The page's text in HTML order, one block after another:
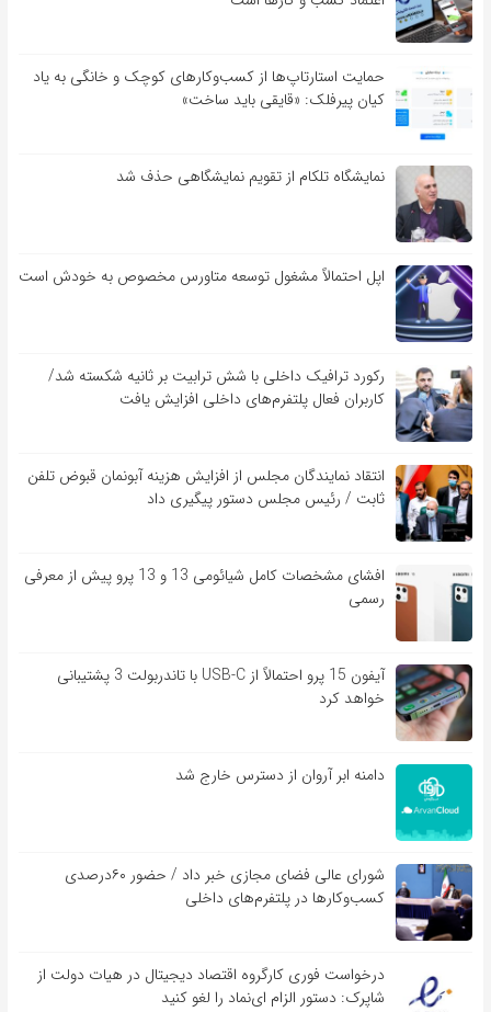
حمایت استارتاپ‌ها از کسب‌وکارهای کوچک و خانگی به یاد
کیان پیرفلک: «قایقی باید ساخت»
نمایشگاه تلکام از تقویم نمایشگاهی حذف شد
اپل احتمالاً مشغول توسعه متاورس مخصوص به خودش است
رکورد ترافیک داخلی با شش ترابیت بر ثانیه شکسته شد/
کاربران فعال پلتفرم‌های داخلی افزایش یافت
انتقاد نمایندگان مجلس از افزایش هزینه آبونمان قبوض تلفن
ثابت / رئیس مجلس دستور پیگیری داد
افشای مشخصات کامل شیائومی 13 و 13 پرو پیش از معرفی
رسمی
آیفون 15 پرو احتمالاً از USB-C با تاندربولت 3 پشتیبانی
خواهد کرد
دامنه ابر آروان از دسترس خارج شد
شورای عالی فضای مجازی خبر داد / حضور ۶۰درصدی
کسب‌و‌کارها در پلتفرم‌های داخلی
درخواست فوری کارگروه اقتصاد دیجیتال در هیات دولت از
شاپرک: دستور الزام ای‌نماد را لغو کنید